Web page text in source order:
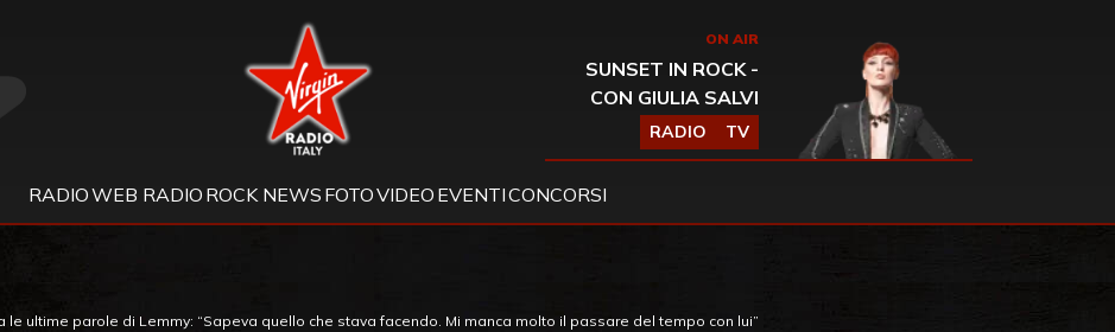
Virgin Radio ON AIR
SUNSET IN ROCK -
CON GIULIA SALVI
RADIO TV
RADIOWEB RADIO ROCK NEWS FOTOVIDEO EVENTICONCORSI
le ultime parole di Lemmy: “Sapeva quello che stava facendo. Mi manca molto il passare del tempo con lui”